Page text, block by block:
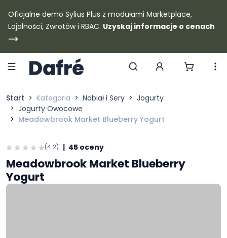
Dafre
Oficjalne demo Sylius Plus z modułami Marketplace,
Lojalności, Zwrotów i RBAC. Uzyskaj informacje o cenach
Start
Kategoria Nabiał i Sery
Jogurty
Jogurty Owocowe
Meadowbrook Market Blueberry Yogurt
(4.2) | 45 oceny
Meadowbrook Market Blueberry
Yogurt